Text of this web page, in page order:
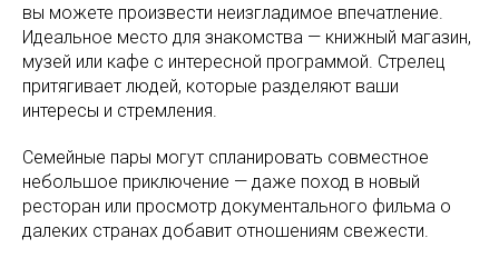
вы можете произвести неизгладимое впечатление.
Идеальное место для знакомства — книжный магазин,
музей или кафе с интересной программой. Стрелец
притягивает людей, которые разделяют ваши
интересы и стремления.
Семейные пары могут спланировать совместное
небольшое приключение — даже поход в новый
ресторан или просмотр документального фильма о
далеких странах добавит отношениям свежести.